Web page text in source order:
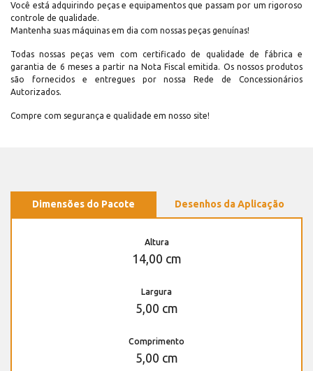
Você está adquirindo peças e equipamentos que passam por um rigoroso
controle de qualidade.
Mantenha suas máquinas em dia com nossas peças genuínas!
Todas nossas peças vem com certificado de qualidade de fábrica e
garantia de 6 meses a partir na Nota Fiscal emitida. Os nossos produtos
são fornecidos e entregues por nossa Rede de Concessionários
Autorizados.
Compre com segurança e qualidade em nosso site!
Dimensões do Pacote Desenhos da Aplicação
Altura
14,00 cm
Largura
5,00 cm
Comprimento
5,00 cm